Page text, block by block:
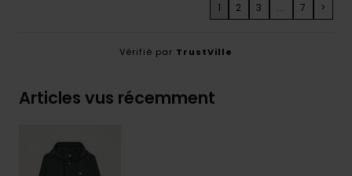
1 2 3 ... 7 >
Vérifié par TrustVille
Articles vus récemment